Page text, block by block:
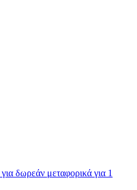
δωρεάν μεταφορικά για 1